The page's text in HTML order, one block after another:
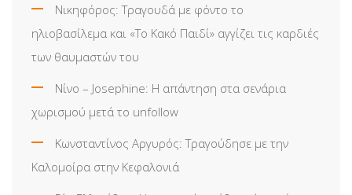
Νικηφόρος: Τραγουδά με φόντο το
ηλιοβασίλεμα και «Το Κακό Παιδί» αγγίζει τις καρδιές
των θαυμαστών του
Νίνο – Josephine: Η απάντηση στα σενάρια
χωρισμού μετά το unfollow
Κωνσταντίνος Αργυρός: Τραγούδησε με την
Καλομοίρα στην Κεφαλονιά